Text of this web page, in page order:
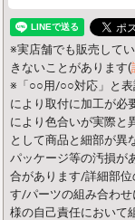
※実店舗でも販売して
きないことがあります(
※「○○用/○○対応」と表
により取付に加工が必
により色合いが実際と
として商品と細部が異
パッケージ等の汚損が
合があります/詳細部
す/パーツの組み合わ
様の自己責任において